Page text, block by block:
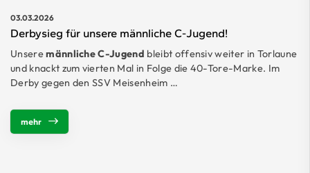
03.03.2026
Derbysieg für unsere männliche C-Jugend!
Unseremännliche C-Jugend bleibt offensiv weiter in Torlaune
und knackt zum vierten Mal in Folge die 40-Tore-Marke. Im
Derby gegen den SSV Meisenheim …
mehr